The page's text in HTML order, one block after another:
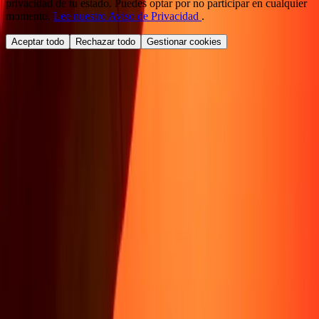
privacidad de tu estado. Puedes optar por no participar en cualquier
momento. Lee nuestro Aviso de Privacidad .
Aceptar todo Rechazar todo Gestionar cookies